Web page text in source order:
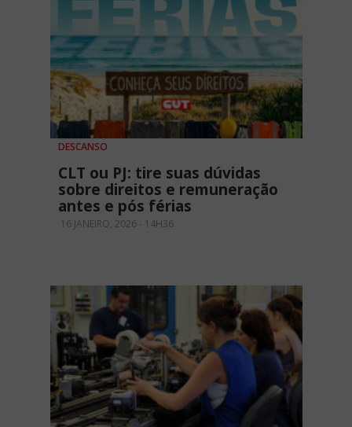
DESCANSO
CLT ou PJ: tire suas dúvidas
sobre direitos e remuneração
antes e pós férias
16 JANEIRO, 2026 - 14H36